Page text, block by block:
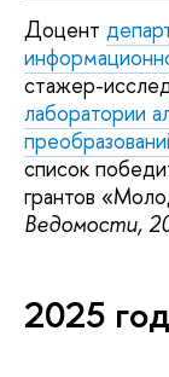
Доцент
стажер-
лаборатории
список
грантов
Ведомости,
2025 год